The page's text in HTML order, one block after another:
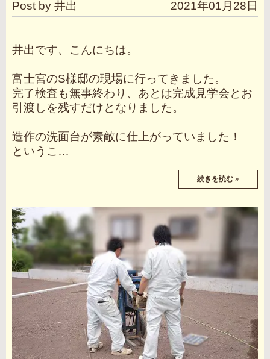
Post by 井出 2021年01月28日
井出です、こんにちは。
富士宮のS様邸の現場に行ってきました。
完了検査も無事終わり、あとは完成見学会とお
引渡しを残すだけとなりました。
造作の洗面台が素敵に仕上がっていました！
というこ…
続きを読む »